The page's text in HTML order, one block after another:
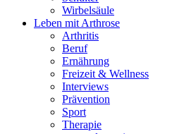
Wirbelsäule
Leben mit Arthrose
Arthritis
Beruf
Ernährung
Freizeit & Wellness
Interviews
Prävention
Sport
Therapie